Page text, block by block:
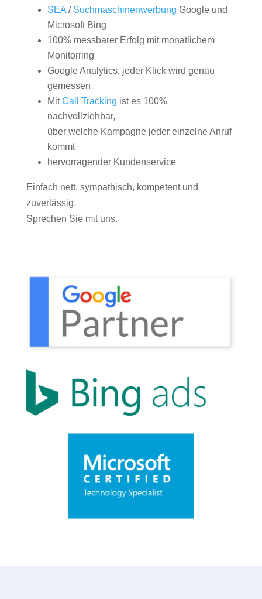
SEA/ Suchmaschinenwerbung Google und
Microsoft Bing
100% messbarer Erfolg mit monatlichem
Monitorring
Google Analytics, jeder Klick wird genau
gemessen
MitCall Tracking ist es 100%
nachvollziehbar,
über welche Kampagne jeder einzelne Anruf
kommt
hervorragender Kundenservice
Einfach nett, sympathisch, kompetent und
zuverlässig.
Sprechen Sie mit uns.